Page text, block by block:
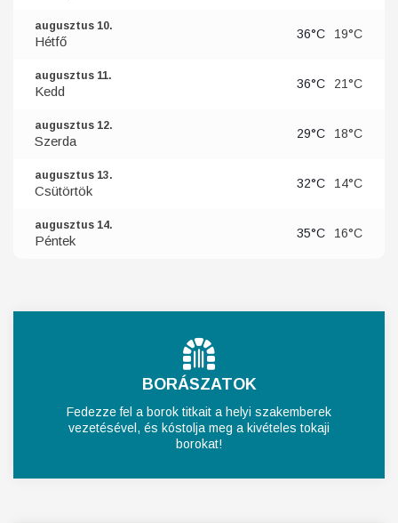
augusztus 10.
Hétfő 36°C 19°C
augusztus 11.
Kedd 36°C 21°C
augusztus 12.
Szerda 29°C 18°C
augusztus 13.
Csütörtök 32°C 14°C
augusztus 14.
Péntek 35°C 16°C
BORÁSZATOK
Fedezze fel a borok titkait a helyi szakemberek
vezetésével, és kóstolja meg a kivételes tokaji
borokat!